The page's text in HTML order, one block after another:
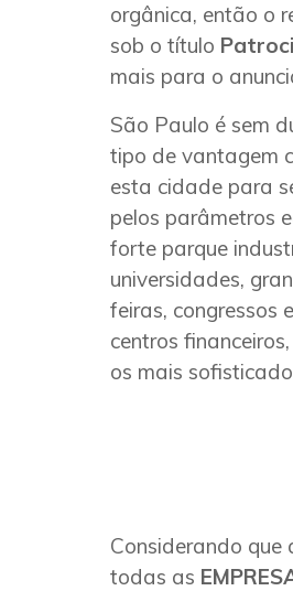
orgânica, então o
sob o título
mais para o
São Paulo é sem
tipo de vantagem
esta cidade para
pelos parâmetros
forte parque
universidades,
feiras, congressos
centros
os mais
Considerando
todas as